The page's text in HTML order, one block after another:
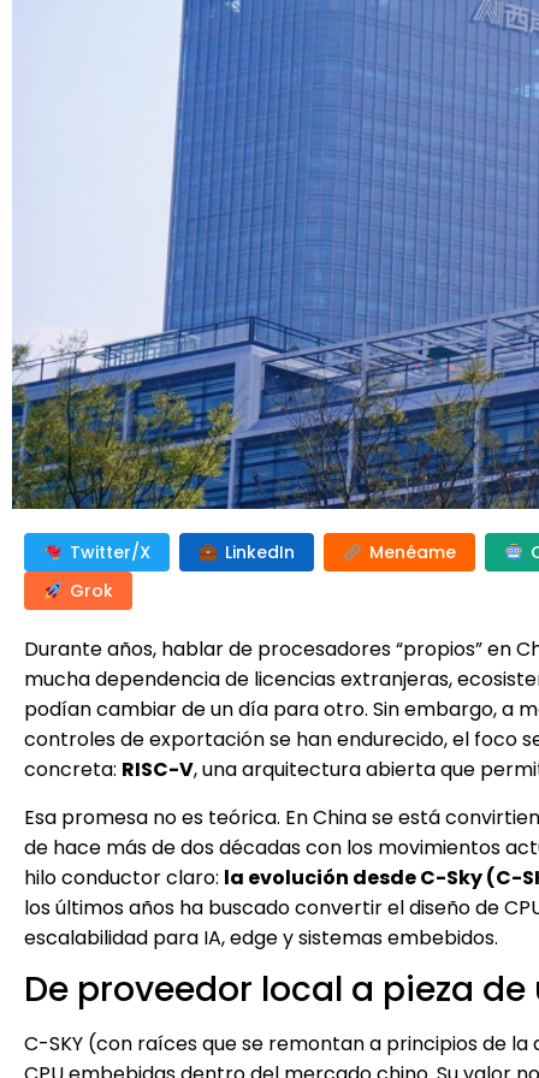
Twitter/X LinkedIn Menéame
Grok
Durante años, hablar de procesadores “propios” en
mucha dependencia de licencias extranjeras,
podían cambiar de un día para otro. Sin embargo, a
controles de exportación se han endurecido, el foco
concreta: RISC-V, una arquitectura abierta que
Esa promesa no es teórica. En China se está
de hace más de dos décadas con los movimientos
hilo conductor claro: la evolución desde C-Sky (C-
los últimos años ha buscado convertir el diseño de
escalabilidad para IA, edge y sistemas embebidos.
De proveedor local a pieza
C-SKY (con raíces que se remontan a principios de